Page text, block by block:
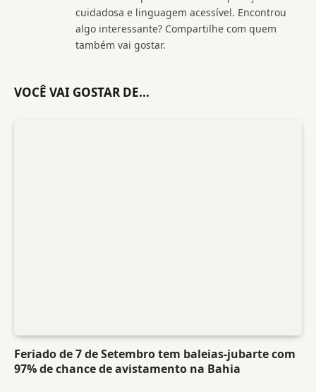
cuidadosa e linguagem acessível. Encontrou
algo interessante? Compartilhe com quem
também vai gostar.
VOCÊ VAI GOSTAR DE...
Feriado de 7 de Setembro tem baleias-jubarte com
97% de chance de avistamento na Bahia